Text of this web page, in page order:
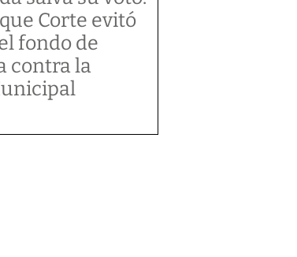
Corte evitó
fondo de
contra la